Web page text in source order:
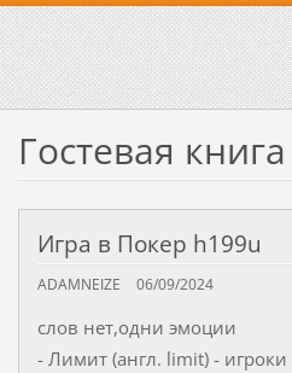
Гостевая книга
Игра в Покер h199u
ADAMNEIZE 06/09/2024
слов нет,одни эмоции
- Лимит (англ. limit) -